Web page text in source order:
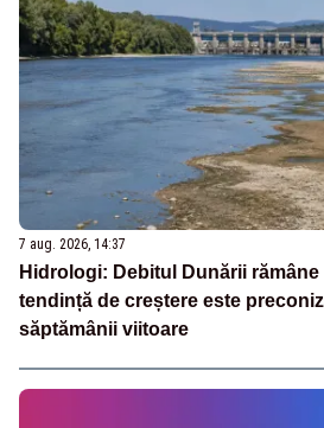
7 aug. 2026, 14:37
Hidrologi: Debitul Dunării rămâne
tendință de creștere este
săptămânii viitoare